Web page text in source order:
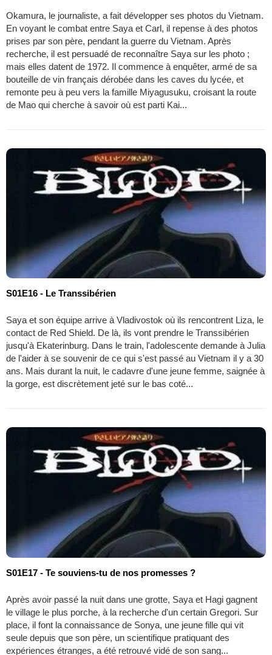
Okamura, le journaliste, a fait développer ses photos du Vietnam.
En voyant le combat entre Saya et Carl, il repense à des photos
prises par son père, pendant la guerre du Vietnam. Après
recherche, il est persuadé de reconnaître Saya sur les photo ;
mais elles datent de 1972. Il commence à enquêter, armé de sa
bouteille de vin français dérobée dans les caves du lycée, et
remonte peu à peu vers la famille Miyagusuku, croisant la route
de Mao qui cherche à savoir où est parti Kai...
S01E16 - Le Transsibérien
Saya et son équipe arrive à Vladivostok où ils rencontrent Liza, le
contact de Red Shield. De là, ils vont prendre le Transsibérien
jusqu'à Ekaterinburg. Dans le train, l'adolescente demande à Julia
de l'aider à se souvenir de ce qui s'est passé au Vietnam il y a 30
ans. Mais durant la nuit, le cadavre d'une jeune femme, saignée à
la gorge, est discrètement jeté sur le bas coté...
S01E17 - Te souviens-tu de nos promesses ?
Après avoir passé la nuit dans une grotte, Saya et Hagi gagnent
le village le plus porche, à la recherche d'un certain Gregori. Sur
place, il font la connaissance de Sonya, une jeune fille qui vit
seule depuis que son père, un scientifique pratiquant des
expériences étranges, a été retrouvé vidé de son sang...